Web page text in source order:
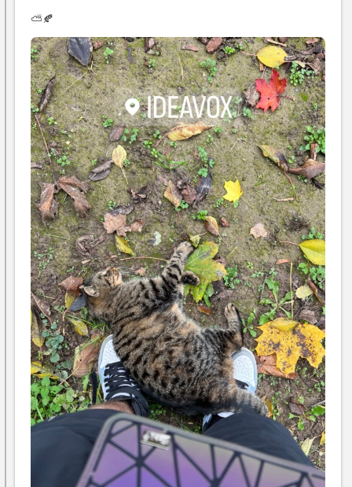
⛅️🍂